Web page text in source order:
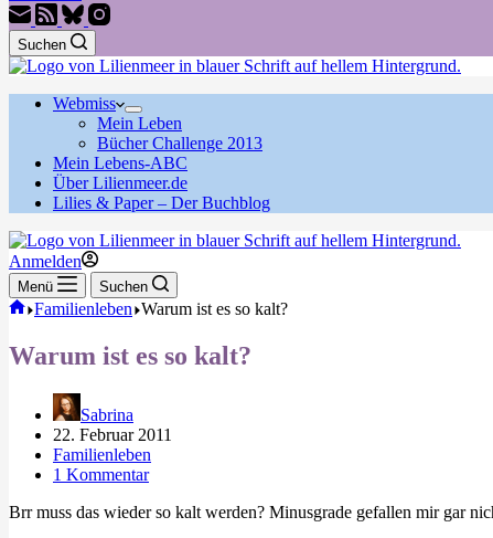
Suchen
Webmiss
Mein Leben
Bücher Challenge 2013
Mein Lebens-ABC
Über Lilienmeer.de
Lilies & Paper – Der Buchblog
Anmelden
Menü Suchen
Start
Familienleben Warum ist es so kalt?
Warum ist es so kalt?
Sabrina
22. Februar 2011
Familienleben
1 Kommentar
Brr muss das wieder so kalt werden? Minusgrade gefallen mir gar